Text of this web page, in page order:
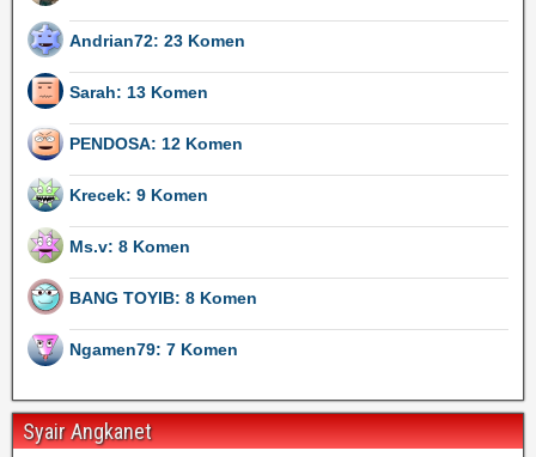
Andrian72: 23 Komen
Sarah: 13 Komen
PENDOSA: 12 Komen
Krecek: 9 Komen
Ms.v: 8 Komen
BANG TOYIB: 8 Komen
Ngamen79: 7 Komen
Syair Angkanet